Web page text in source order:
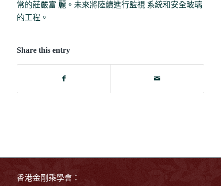
常的莊嚴富 麗。未來將陸續進行監視 系統和安全玻璃
的工程。
Share this entry
香港金剛乘學會：